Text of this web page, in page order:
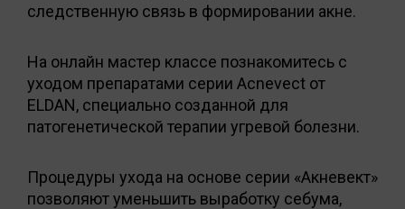
следственную связь в формировании акне.
На онлайн мастер классе познакомитесь с
уходом препаратами серии Acnevect от
ELDAN, специально созданной для
патогенетической терапии угревой болезни.
Процедуры ухода на основе серии «Акневект»
позволяют уменьшить выработку себума,